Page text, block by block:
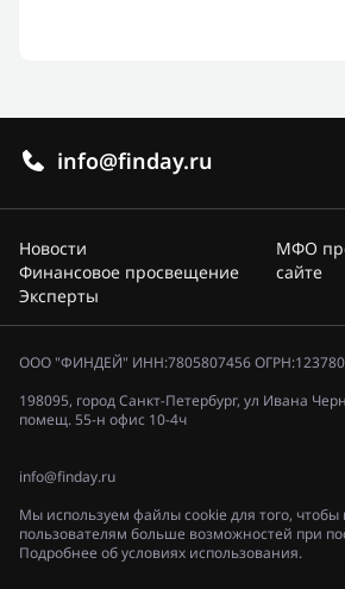
info@finday.ru
Новости
Финансовое просвещение
Эксперты
МФО
сайте
ООО "ФИНДЕЙ" ИНН:7805807456
198095, город Санкт-Петербург, ул Ивана
помещ. 55-н офис 10-4ч
info@finday.ru
Мы используем файлы cookie для того, чтобы
пользователям больше возможностей при
Подробнее об условиях использования.